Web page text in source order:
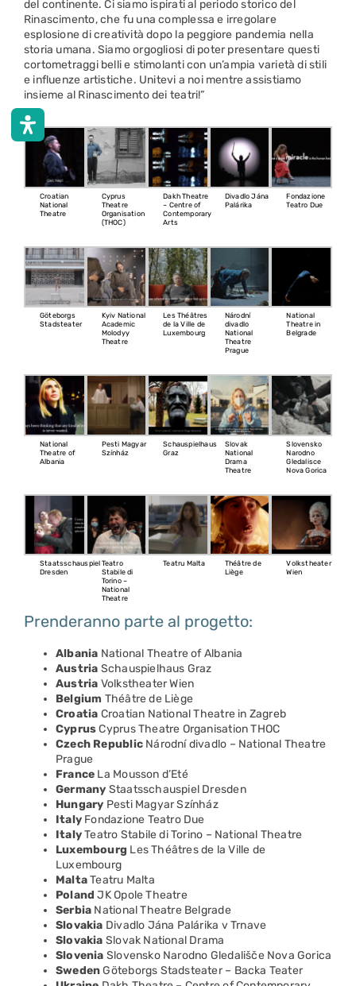
del continente. Ci siamo ispirati al periodo storico del
Rinascimento, che fu una complessa e irregolare
esplosione di creatività dopo la peggiore pandemia nella
storia umana. Siamo orgogliosi di poter presentare questi
cortometraggi belli e stimolanti con un’ampia varietà di stili
e influenze artistiche. Unitevi a noi mentre assistiamo
insieme al Rinascimento dei teatri!”
Croatian
National
Theatre
Cyprus
Theatre
Organisation
(THOC)
Dakh Theatre
– Centre of
Contemporary
Arts
Divadlo Jána
Palárika
Fondazione
Teatro Due
Göteborgs
Stadsteater
Kyiv National
Academic
Molodyy
Theatre
Les Théâtres
de la Ville de
Luxembourg
Národní
divadlo
National
Theatre
Prague
National
Theatre in
Belgrade
National
Theatre of
Albania
Pesti Magyar
Színház
Schauspielhaus
Graz
Slovak
National
Drama
Theatre
Slovensko
Narodno
Gledalisce
Nova Gorica
Staatsschauspiel
Dresden
Teatro
Stabile di
Torino –
National
Theatre
Teatru Malta
Théâtre de
Liège
Volkstheater
Wien
Prenderanno parte al progetto:
Albania National Theatre of Albania
Austria Schauspielhaus Graz
Austria Volkstheater Wien
Belgium Théâtre de Liège
Croatia Croatian National Theatre in Zagreb
CyprusCyprus Theatre Organisation THOC
Czech RepublicNárodní divadlo – National Theatre
Prague
France La Mousson d’Eté
Germany Staatsschauspiel Dresden
Hungary Pesti Magyar Színház
Italy Fondazione Teatro Due
ItalyTeatro Stabile di Torino – National Theatre
Luxembourg Les Théâtres de la Ville de
Luxembourg
MaltaTeatru Malta
Poland JK Opole Theatre
Serbia National Theatre Belgrade
Slovakia Divadlo Jána Palárika v Trnave
Slovakia Slovak National Drama
Slovenia Slovensko Narodno Gledališče Nova Gorica
SwedenGöteborgs Stadsteater – Backa Teater